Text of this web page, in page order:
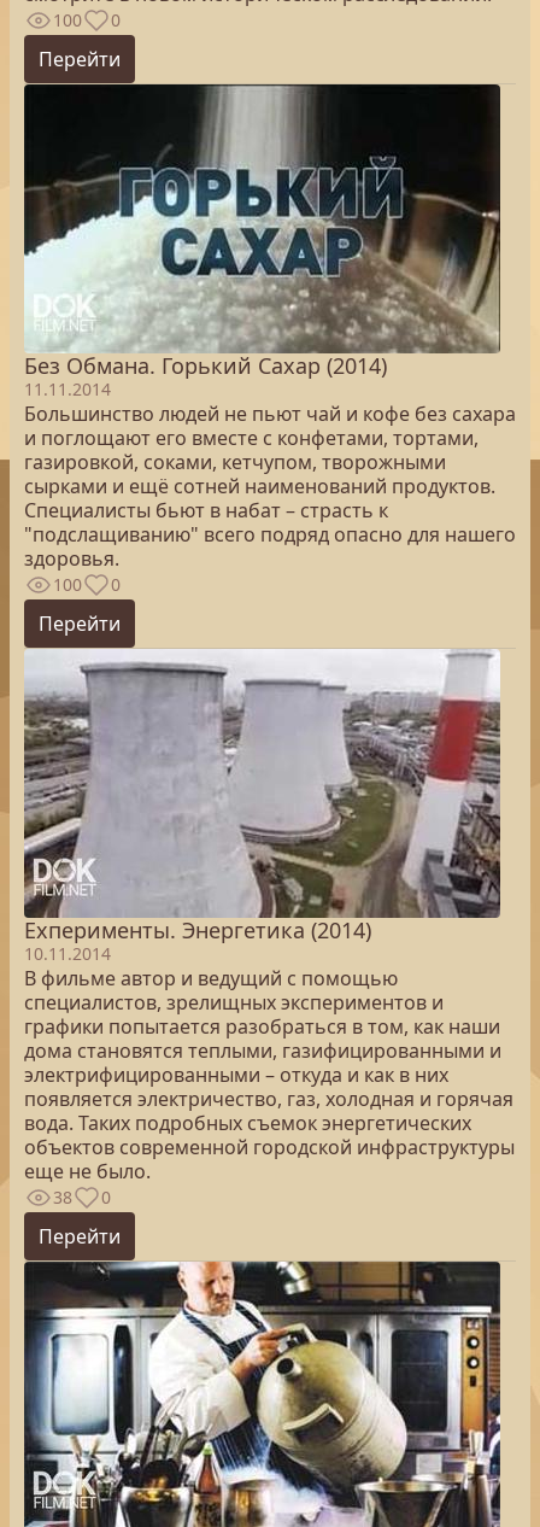
100 0
Перейти
Без Обмана. Горький Сахар (2014)
11.11.2014
Большинство людей не пьют чай и кофе без сахара
и поглощают его вместе с конфетами, тортами,
газировкой, соками, кетчупом, творожными
сырками и ещё сотней наименований продуктов.
Специалисты бьют в набат – страсть к
"подслащиванию" всего подряд опасно для нашего
здоровья.
100 0
Перейти
Exперименты. Энергетика (2014)
10.11.2014
В фильме автор и ведущий с помощью
специалистов, зрелищных экспериментов и
графики попытается разобраться в том, как наши
дома становятся теплыми, газифицированными и
электрифицированными – откуда и как в них
появляется электричество, газ, холодная и горячая
вода. Таких подробных съемок энергетических
объектов современной городской инфраструктуры
еще не было.
38 0
Перейти